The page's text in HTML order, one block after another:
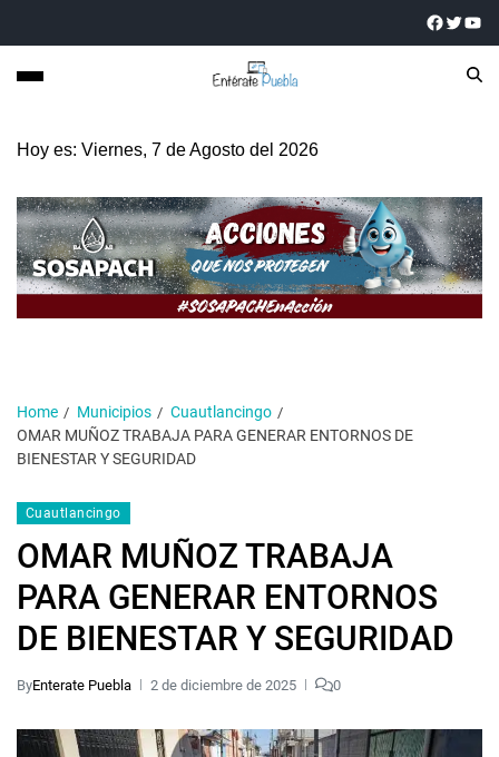
Hoy es: Viernes, 7 de Agosto del 2026
Home Municipios
Cuautlancingo
OMAR MUÑOZ TRABAJA PARA GENERAR ENTORNOS DE
BIENESTAR Y SEGURIDAD
Cuautlancingo
OMAR MUÑOZ TRABAJA
PARA GENERAR ENTORNOS
DE BIENESTAR Y SEGURIDAD
ByEnterate Puebla 2 de diciembre de 2025 0